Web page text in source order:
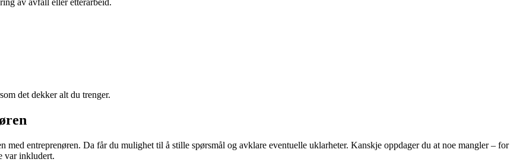
av avfall eller etterarbeid.
det dekker alt du trenger.
entreprenøren. Da får du mulighet til å stille spørsmål og avklare eventuelle uklarheter. Kanskje oppdager du at noe mangler – for
var inkludert.